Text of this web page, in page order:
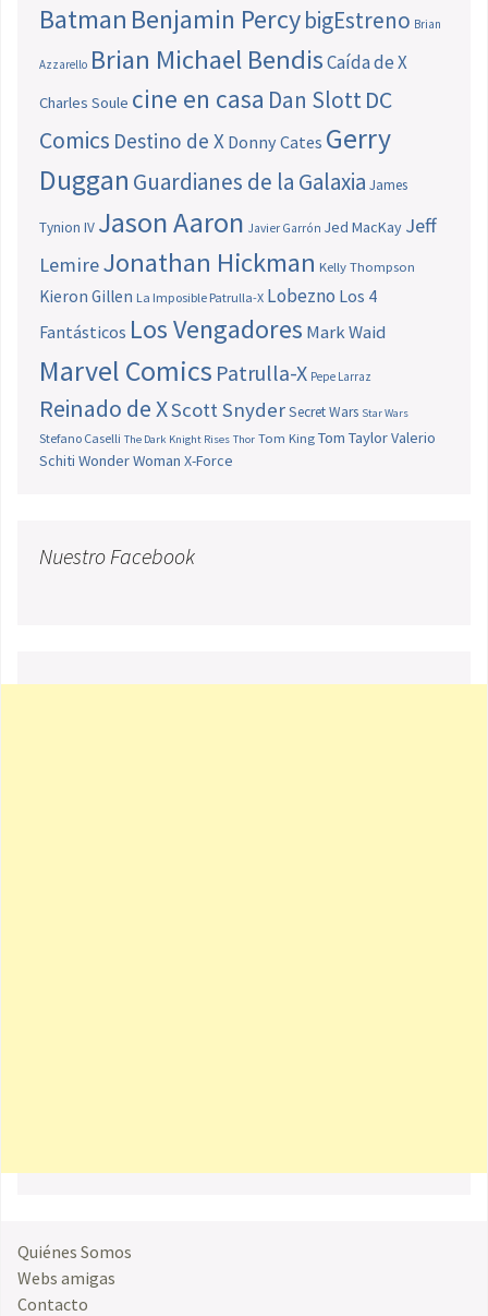
Batman Benjamin PercybigEstreno Brian
Azzarello Brian Michael BendisCaída de X
Charles Soule cine en casa Dan SlottDC
Comics Destino de X Donny Cates Gerry
Duggan Guardianes de la Galaxia James
Tynion IV Jason Aaron Javier Garrón Jed MacKay Jeff
LemireJonathan Hickman Kelly Thompson
Kieron Gillen La Imposible Patrulla-X Lobezno Los 4
Fantásticos Los Vengadores Mark Waid
Marvel Comics Patrulla-X Pepe Larraz
Reinado de XScott SnyderSecret Wars Star Wars
Stefano Caselli The Dark Knight Rises Thor Tom King Tom TaylorValerio
Schiti Wonder Woman X-Force
Nuestro Facebook
Quiénes Somos
Webs amigas
Contacto